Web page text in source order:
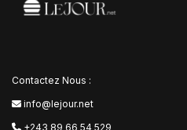
Contactez Nous :
info@lejour.net
+243 89 66 54 529